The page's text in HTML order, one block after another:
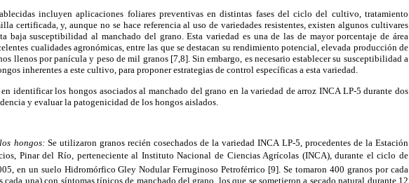
incluyen aplicaciones foliares preventivas en distintas fases del ciclo del cultivo, tratamiento
certificada, y, aunque no se hace referencia al uso de variedades resistentes, existen algunos cultivares
baja susceptibilidad al manchado del grano. Esta variedad es una de las de mayor porcentaje de área
cualidades agronómicas, entre las que se destacan su rendimiento potencial, elevada producción de
llenos por panícula y peso de mil granos [7,8]. Sin embargo, es necesario establecer su susceptibilidad a
inherentes a este cultivo, para proponer estrategias de control específicas a esta variedad.
identificar los hongos asociados al manchado del grano en la variedad de arroz INCA LP-5 durante dos
y evaluar la patogenicidad de los hongos aislados.
hongos: Se utilizaron granos recién cosechados de la variedad INCA LP-5, procedentes de la Estación
Pinar del Río, perteneciente al Instituto Nacional de Ciencias Agrícolas (INCA), durante el ciclo de
en un suelo Hidromórfico Gley Nodular Ferruginoso Petroférrico [9]. Se tomaron 400 granos por cada
cada una) con síntomas típicos de manchado del grano, los que se sometieron a secado natural durante 12